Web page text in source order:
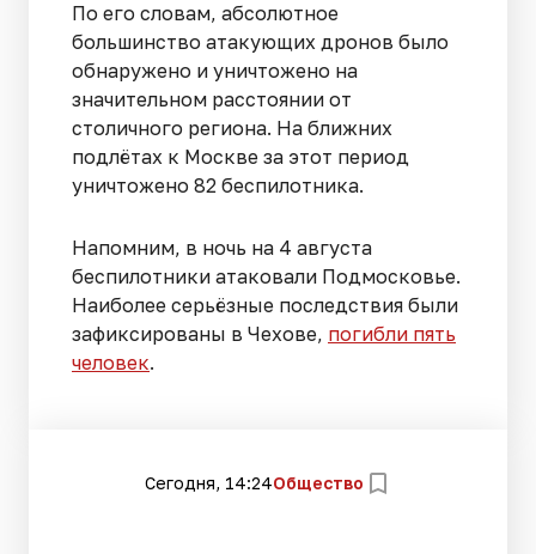
По его словам, абсолютное
большинство атакующих дронов было
обнаружено и уничтожено на
значительном расстоянии от
столичного региона. На ближних
подлётах к Москве за этот период
уничтожено 82 беспилотника.
Напомним, в ночь на 4 августа
беспилотники атаковали Подмосковье.
Наиболее серьёзные последствия были
зафиксированы в Чехове, погибли пять
человек.
Сегодня, 14:24Общество